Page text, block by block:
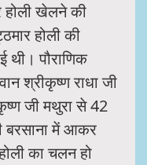
होली खेलने की
होली की
पौराणिक
श्रीकृष्ण राधा जी
जी मथुरा से 42
बरसाना में आकर
का चलन हो